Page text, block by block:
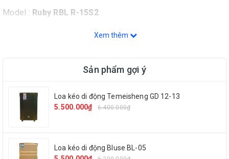
Model : Ruby RBL R-15S2
Phụ kiện: 1 remote, 2 micro không dây, 1 dây sạc
Equalizer chỉnh tay: Không
Ngõ cắm nhạc cụ: Có (6.5mm)
Ngõ cắm micro: Có (6.5mm)
Xem thêm
Sản phẩm gợi ý
Loa kéo di động Temeisheng GD 12-13
5.500.000₫
6.400.000₫
Loa kéo di động Bluse BL-05